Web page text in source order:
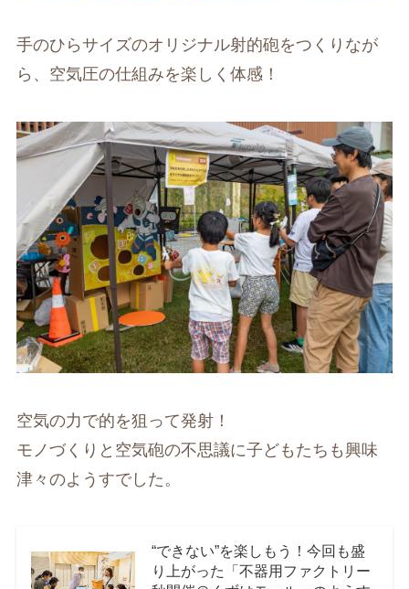
手のひらサイズのオリジナル射的砲をつくりなが
ら、空気圧の仕組みを楽しく体感！
空気の力で的を狙って発射！
モノづくりと空気砲の不思議に子どもたちも興味
津々のようすでした。
“できない”を楽しもう！今回も盛
り上がった「不器用ファクトリー